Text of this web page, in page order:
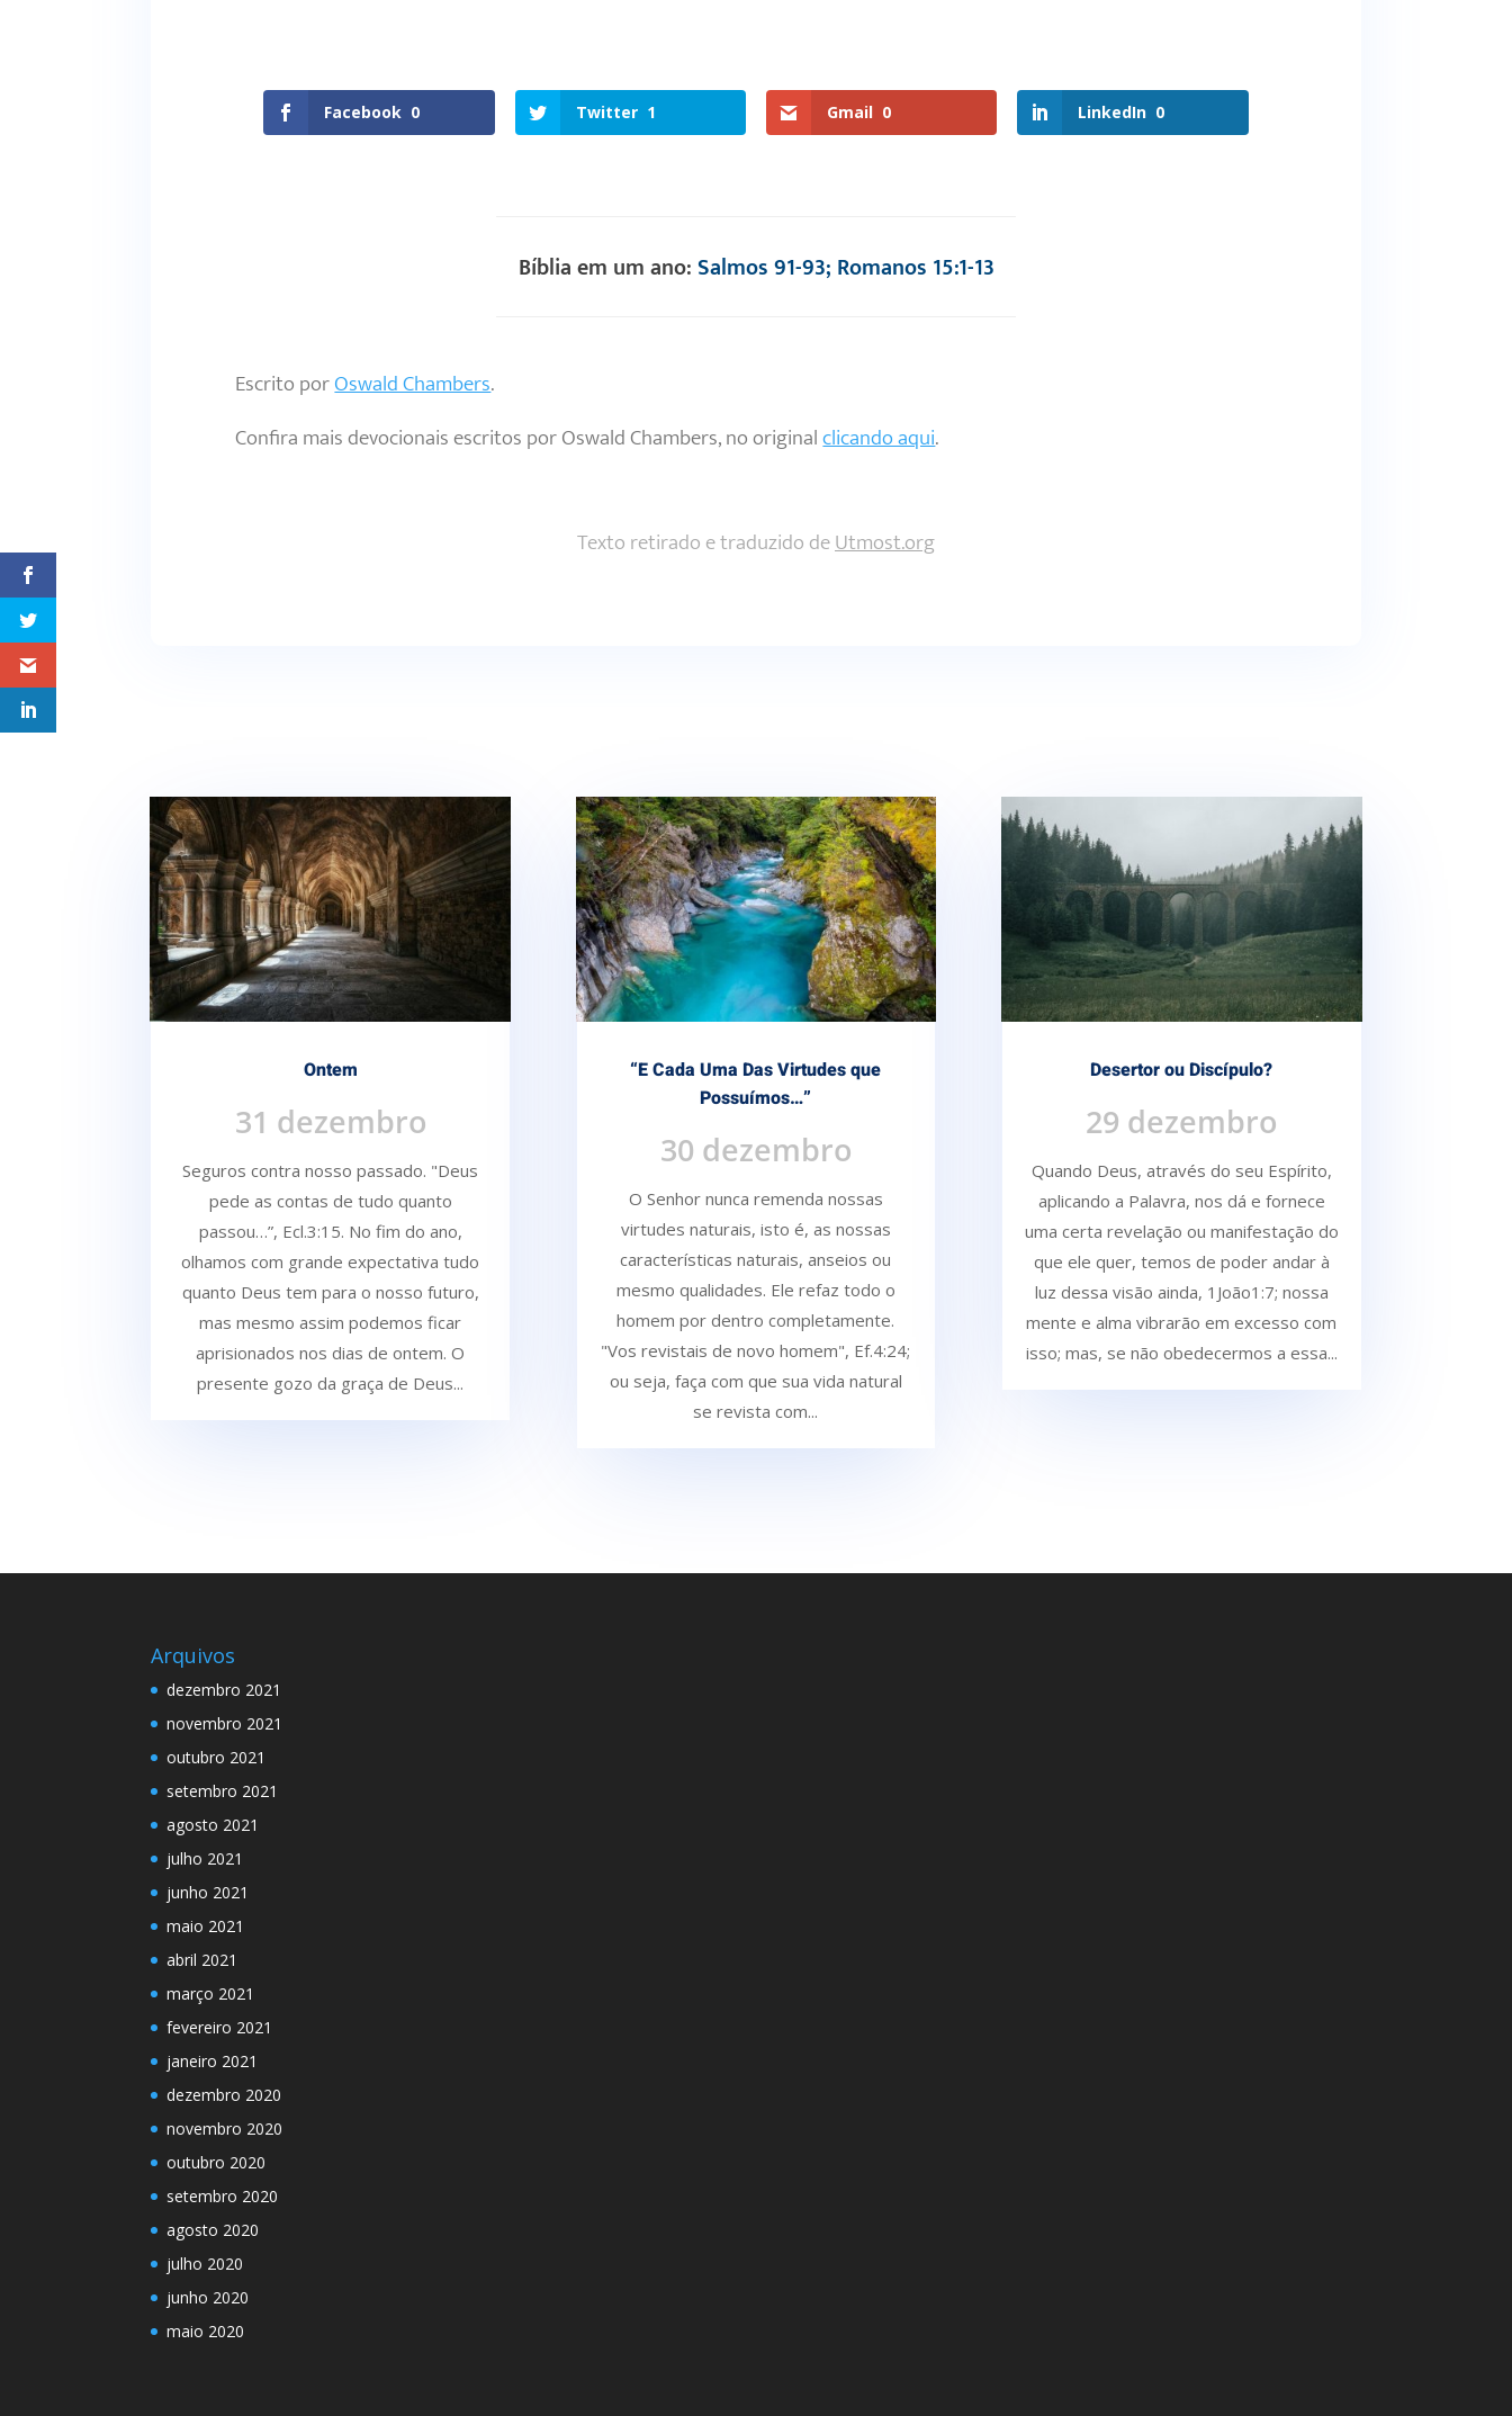
Facebook 0 Twitter 1 Gmail 0 LinkedIn 0
Bíblia em um ano:Salmos 91-93; Romanos 15:1-13
Escrito porOswald Chambers.
Confira mais devocionais escritos por Oswald Chambers, no originalclicando aqui.
Texto retirado e traduzido deUtmost.org
Ontem
31 dezembro
Seguros contra nosso passado. "Deus
pede as contas de tudo quanto
passou…”, Ecl.3:15. No fim do ano,
olhamos com grande expectativa tudo
quanto Deus tem para o nosso futuro,
mas mesmo assim podemos ficar
aprisionados nos dias de ontem. O
presente gozo da graça de Deus...
“E Cada Uma Das Virtudes que
Possuímos…”
30 dezembro
O Senhor nunca remenda nossas
virtudes naturais, isto é, as nossas
características naturais, anseios ou
mesmo qualidades. Ele refaz todo o
homem por dentro completamente.
"Vos revistais de novo homem", Ef.4:24;
ou seja, faça com que sua vida natural
se revista com...
Desertor ou Discípulo?
29 dezembro
Quando Deus, através do seu Espírito,
aplicando a Palavra, nos dá e fornece
uma certa re­velação ou manifestação do
que ele quer, temos de poder andar à
luz dessa visão ainda, 1João1:7; nossa
mente e alma vibrarão em excesso com
isso; mas, se não obedecermos a essa...
Arquivos
dezembro 2021
novembro 2021
outubro 2021
setembro 2021
agosto 2021
julho 2021
junho 2021
maio 2021
abril 2021
março 2021
fevereiro 2021
janeiro 2021
dezembro 2020
novembro 2020
outubro 2020
setembro 2020
agosto 2020
julho 2020
junho 2020
maio 2020